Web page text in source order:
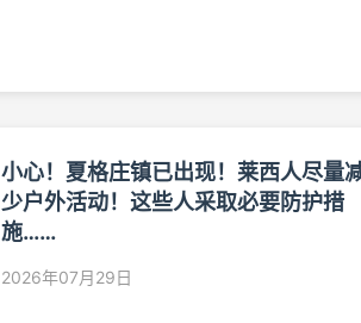
小心！夏格庄镇已出现！莱西人尽量
少户外活动！这些人采取必要防护措
施……
2026年07月29日